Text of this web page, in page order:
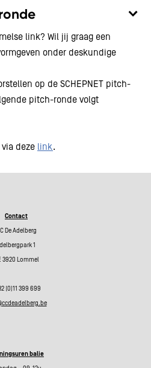
link? Wil jij graag een
onder deskundige
op de SCHEPNET pitch-
pitch-ronde volgt
deze link.
Contact
De Adelberg
1
3920 Lommel
(0)11 399 699
balie